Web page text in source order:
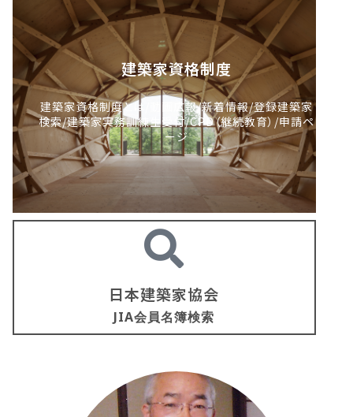
建築家資格制度
建築家資格制度とは/動画広報/新着情報/登録建築家
検索/建築家実務訓練生受付/CPD（継続教育）/申請ペ
ージ
日本建築家協会
JIA会員名簿検索